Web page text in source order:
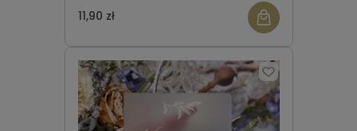
11,90 zł